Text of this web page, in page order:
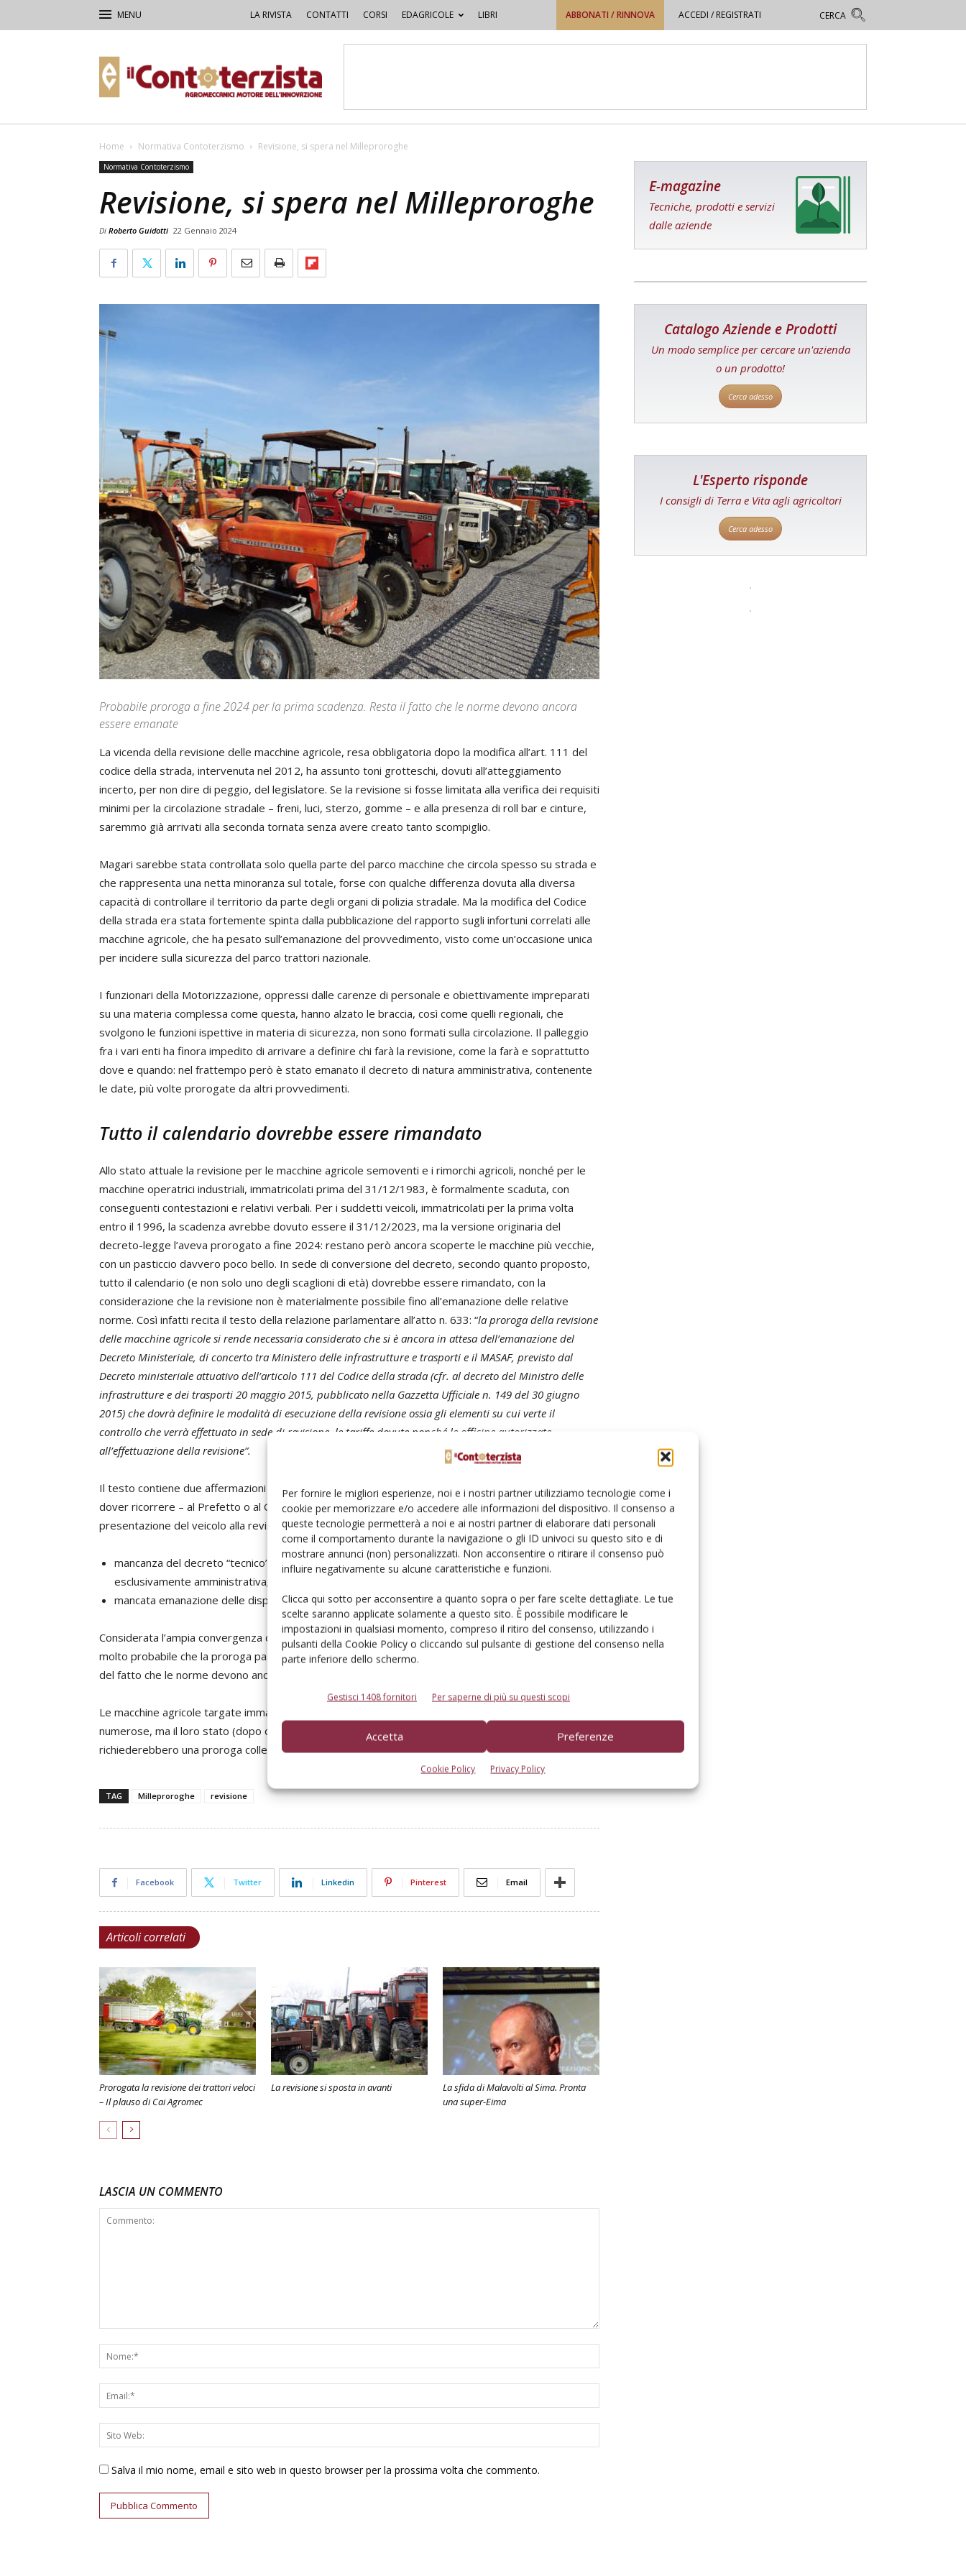
Per fornire le migliori esperienze, noi e i nostri partner utilizziamo tecnologie come i
cookie per memorizzare e/o accedere alle informazioni del dispositivo. Il consenso a
queste tecnologie permetterà a noi e ai nostri partner di elaborare dati personali
come il comportamento durante la navigazione o gli ID univoci su questo sito e di
mostrare annunci (non) personalizzati. Non acconsentire o ritirare il consenso può
influire negativamente su alcune caratteristiche e funzioni.
Clicca qui sotto per acconsentire a quanto sopra o per fare scelte dettagliate. Le tue
scelte saranno applicate solamente a questo sito. È possibile modificare le
impostazioni in qualsiasi momento, compreso il ritiro del consenso, utilizzando i
pulsanti della Cookie Policy o cliccando sul pulsante di gestione del consenso nella
parte inferiore dello schermo.
Gestisci 1408 fornitori Per saperne di più su questi scopi
Accetta Preferenze
Cookie Policy Privacy Policy
LA RIVISTA CONTATTI CORSI EDAGRICOLE LIBRI ABBONATI / RINNOVA ACCEDI / REGISTRATI
Contoterzista
Home Normativa Contoterzismo Revisione, si spera nel Milleproroghe
Normativa Contoterzismo
Revisione, si spera nel Milleproroghe
Di Roberto Guidotti 22 Gennaio 2024
Probabile proroga a fine 2024 per la prima scadenza. Resta il fatto che le norme devono ancora
essere emanate
La vicenda della revisione delle macchine agricole, resa obbligatoria dopo la modifica all’art. 111 del
codice della strada, intervenuta nel 2012, ha assunto toni grotteschi, dovuti all’atteggiamento
incerto, per non dire di peggio, del legislatore. Se la revisione si fosse limitata alla verifica dei requisiti
minimi per la circolazione stradale – freni, luci, sterzo, gomme – e alla presenza di roll bar e cinture,
saremmo già arrivati alla seconda tornata senza avere creato tanto scompiglio.
Magari sarebbe stata controllata solo quella parte del parco macchine che circola spesso su strada e
che rappresenta una netta minoranza sul totale, forse con qualche differenza dovuta alla diversa
capacità di controllare il territorio da parte degli organi di polizia stradale. Ma la modifica del Codice
della strada era stata fortemente spinta dalla pubblicazione del rapporto sugli infortuni correlati alle
macchine agricole, che ha pesato sull’emanazione del provvedimento, visto come un’occasione unica
per incidere sulla sicurezza del parco trattori nazionale.
I funzionari della Motorizzazione, oppressi dalle carenze di personale e obiettivamente impreparati
su una materia complessa come questa, hanno alzato le braccia, così come quelli regionali, che
svolgono le funzioni ispettive in materia di sicurezza, non sono formati sulla circolazione. Il palleggio
fra i vari enti ha finora impedito di arrivare a definire chi farà la revisione, come la farà e soprattutto
dove e quando: nel frattempo però è stato emanato il decreto di natura amministrativa, contenente
le date, più volte prorogate da altri provvedimenti.
Tutto il calendario dovrebbe essere rimandato
Allo stato attuale la revisione per le macchine agricole semoventi e i rimorchi agricoli, nonché per le
macchine operatrici industriali, immatricolati prima del 31/12/1983, è formalmente scaduta, con
conseguenti contestazioni e relativi verbali. Per i suddetti veicoli, immatricolati per la prima volta
entro il 1996, la scadenza avrebbe dovuto essere il 31/12/2023, ma la versione originaria del
decreto-legge l’aveva prorogato a fine 2024: restano però ancora scoperte le macchine più vecchie,
con un pasticcio davvero poco bello. In sede di conversione del decreto, secondo quanto proposto,
tutto il calendario (e non solo uno degli scaglioni di età) dovrebbe essere rimandato, con la
considerazione che la revisione non è materialmente possibile fino all’emanazione delle relative
norme. Così infatti recita il testo della relazione parlamentare all’atto n. 633: “la proroga della revisione
delle macchine agricole si rende necessaria considerato che si è ancora in attesa dell’emanazione del
Decreto Ministeriale, di concerto tra Ministero delle infrastrutture e trasporti e il MASAF, previsto dal
Decreto ministeriale attuativo dell’articolo 111 del Codice della strada (cfr. al decreto del Ministro delle
infrastrutture e dei trasporti 20 maggio 2015, pubblicato nella Gazzetta Ufficiale n. 149 del 30 giugno
2015) che dovrà definire le modalità di esecuzione della revisione ossia gli elementi su cui verte il
controllo che verrà effettuato in sede di revisione, le tariffe dovute nonché le officine autorizzate
all’effettuazione della revisione”.
Il testo contiene due affermazioni che possono essere richiamate nel caso in cui ci si trovasse a
dover ricorrere – al Prefetto o al Giudice di Pace – su un verbale di contestazione per la mancata
presentazione del veicolo alla revisione:
mancanza del decreto “tecnico” previsto dal Dm 20 maggio 2015, che contiene norme di natura
esclusivamente amministrativa;
mancata emanazione delle disposizioni per la materiale esecuzione della revisione.
Considerata l’ampia convergenza delle forze politiche, non solo della maggioranza, su tale materia, è
molto probabile che la proroga passi: c’è solo da augurarsi che l’allungamento dei termini tenga conto
del fatto che le norme devono ancora essere emanate e che la prima scadenza sarà la peggiore.
Le macchine agricole targate immatricolate entro il 1983 e tuttora in uso potrebbero non essere così
numerose, ma il loro stato (dopo oltre 40 anni!) e le difficoltà di reperimento delle parti di ricambio
richiederebbero una proroga collegata all’emanazione del decreto applicativo.
TAG Milleproroghe revisione
Facebook Twitter Linkedin Pinterest Email
Articoli correlati
Prorogata la revisione dei trattori veloci
– Il plauso di Cai Agromec
La revisione si sposta in avanti
La sfida di Malavolti al Sima. Pronta
una super-Eima
LASCIA UN COMMENTO
Salva il mio nome, email e sito web in questo browser per la prossima volta che commento.
E-magazine
Tecniche, prodotti e servizi
dalle aziende
Catalogo Aziende e Prodotti
Un modo semplice per cercare un'azienda
o un prodotto!
Cerca adesso
L'Esperto risponde
I consigli di Terra e Vita agli agricoltori
Cerca adesso